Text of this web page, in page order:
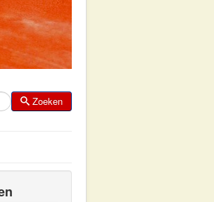
Zoeken